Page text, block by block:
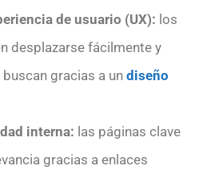
de usuario (UX): los
desplazarse fácilmente y
gracias a un diseño
interna: las páginas clave
gracias a enlaces